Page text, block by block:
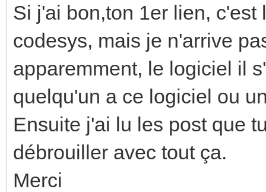
Si j'ai bon,ton 1er lien,
codesys, mais je n'arrive
apparemment, le logiciel il
quelqu'un a ce logiciel ou
Ensuite j'ai lu les post que
débrouiller avec tout ça.
Merci